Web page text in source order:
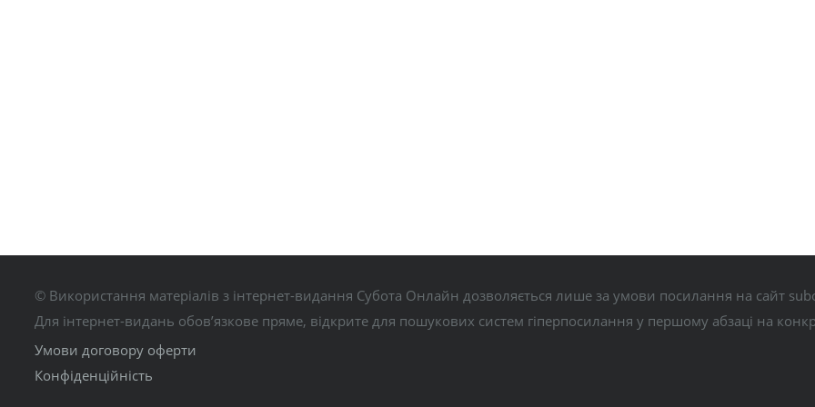
© Використання матеріалів з інтернет-видання Субота Онлайн дозволяється лише за умови посилання на сайт
Для інтернет-видань обов’язкове пряме, відкрите для пошукових систем гіперпосилання у першому абзаці на
Умови договору оферти
Конфіденційність